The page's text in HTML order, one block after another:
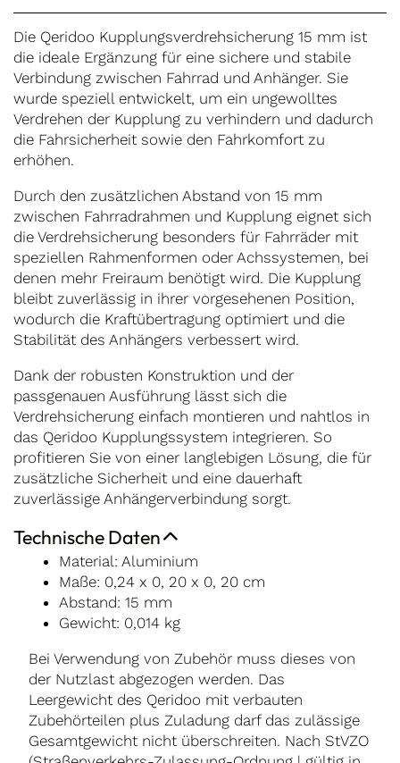
Die Qeridoo Kupplungsverdrehsicherung 15 mm ist
die ideale Ergänzung für eine sichere und stabile
Verbindung zwischen Fahrrad und Anhänger. Sie
wurde speziell entwickelt, um ein ungewolltes
Verdrehen der Kupplung zu verhindern und dadurch
die Fahrsicherheit sowie den Fahrkomfort zu
erhöhen.
Durch den zusätzlichen Abstand von 15 mm
zwischen Fahrradrahmen und Kupplung eignet sich
die Verdrehsicherung besonders für Fahrräder mit
speziellen Rahmenformen oder Achssystemen, bei
denen mehr Freiraum benötigt wird. Die Kupplung
bleibt zuverlässig in ihrer vorgesehenen Position,
wodurch die Kraftübertragung optimiert und die
Stabilität des Anhängers verbessert wird.
Dank der robusten Konstruktion und der
passgenauen Ausführung lässt sich die
Verdrehsicherung einfach montieren und nahtlos in
das Qeridoo Kupplungssystem integrieren. So
profitieren Sie von einer langlebigen Lösung, die für
zusätzliche Sicherheit und eine dauerhaft
zuverlässige Anhängerverbindung sorgt.
Technische Daten
Material: Aluminium
Maße: 0,24 x 0, 20 x 0, 20 cm
Abstand: 15 mm
Gewicht: 0,014 kg
Bei Verwendung von Zubehör muss dieses von
der Nutzlast abgezogen werden. Das
Leergewicht des Qeridoo mit verbauten
Zubehörteilen plus Zuladung darf das zulässige
Gesamtgewicht nicht überschreiten. Nach StVZO